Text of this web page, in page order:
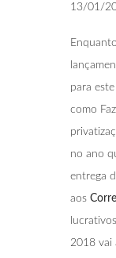
13/01/
para
como
no ano
entrega
aos
2018 vai